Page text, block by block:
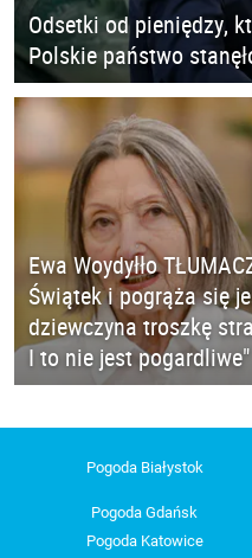
Odsetki od pieniędzy,
Polskie państwo
Ewa Woydyłło
Świątek i pogrąża się
dziewczyna troszkę
I to nie jest pogardliwe"
Pogoda Białystok
Pogoda Gdańsk
Pogoda Katowice